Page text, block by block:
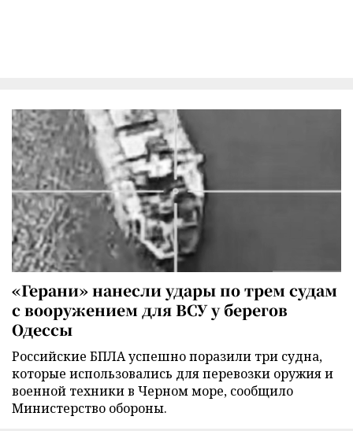
«Герани» нанесли удары по трем судам
с вооружением для ВСУ у берегов
Одессы
Российские БПЛА успешно поразили три судна,
которые использовались для перевозки оружия и
военной техники в Черном море, сообщило
Министерство обороны.